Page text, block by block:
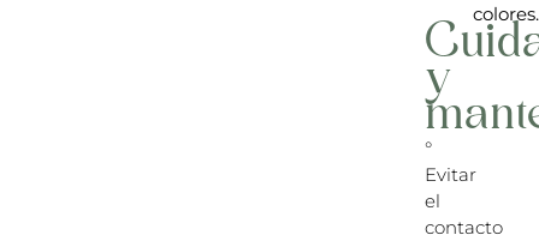
colores.
y
°
Evitar
el
contacto